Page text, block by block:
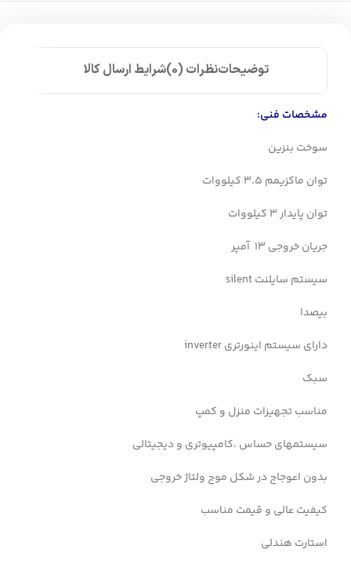
توضیحاتنظرات (0) شرایط ارسال کالا
مشخصات فنی:
سوخت بنزین
توان ماکزیمم 3.5 کیلووات
توان پایدار 3 کیلووات
جریان خروجی 13 آمپر
سیستم سایلنت silent
بیصدا
دارای سیستم اینورتری inverter
سبک
مناسب تجهیزات منزل و کمپ
سیستمهای حساس ،کامپیوتری و دیجیتالی
بدون اعوجاج در شکل موج ولتاژ خروجی
کیفیت عالی و قیمت مناسب
استارت هندلی